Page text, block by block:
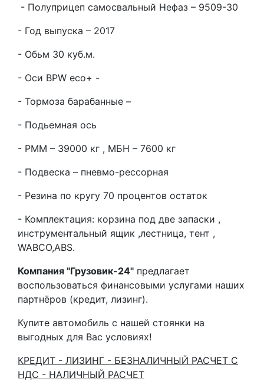
- Полуприцеп самосвальный Нефаз – 9509-30
- Год выпуска – 2017
- Обьм 30 куб.м.
- Оси BPW eco+ -
- Тормоза барабанные –
- Подьемная ось
- РММ – 39000 кг , МБН – 7600 кг
- Подвеска – пневмо-рессорная
- Резина по кругу 70 процентов остаток
- Комплектация: корзина под две запаски ,
инструментальный ящик ,лестница, тент ,
WABCO,ABS.
Компания "Грузовик-24" предлагает
воспользоваться финансовыми услугами наших
партнёров (кредит, лизинг).
Купите автомобиль с нашей стоянки на
выгодных для Вас условиях!
КРЕДИТ - ЛИЗИНГ - БЕЗНАЛИЧНЫЙ РАСЧЕТ С
НДС - НАЛИЧНЫЙ РАСЧЕТ